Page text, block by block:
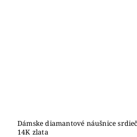
Dámske diamantové náušnice
14K zlata